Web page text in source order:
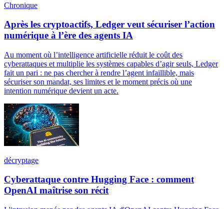
Chronique
Après les cryptoactifs, Ledger veut sécuriser l’action
numérique à l’ère des agents IA
Au moment où l’intelligence artificielle réduit le coût des
cyberattaques et multiplie les systèmes capables d’agir seuls, Ledger
fait un pari : ne pas chercher à rendre l’agent infaillible, mais
sécuriser son mandat, ses limites et le moment précis où une
intention numérique devient un acte.
décryptage
Cyberattaque contre Hugging Face : comment
OpenAI maîtrise son récit